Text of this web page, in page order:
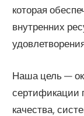
которая
внутренних
Наша цель —
сертификации
качества,